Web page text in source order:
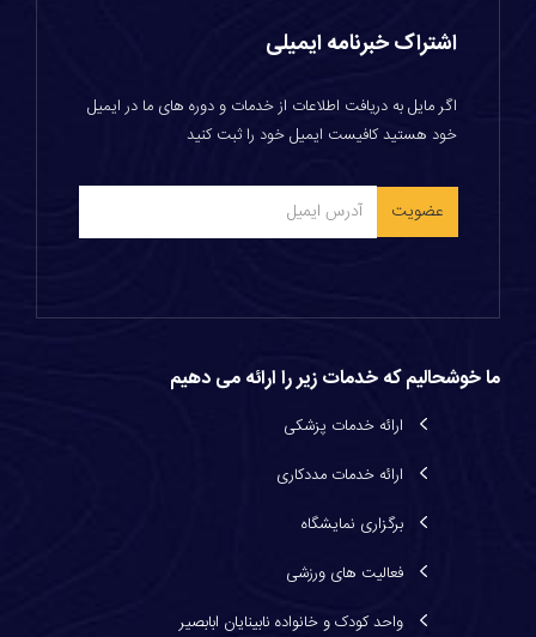
اشتراک خبرنامه ایمیلی
اگر مایل به دریافت اطلاعات از خدمات و دوره های ما در ایمیل
خود هستید کافیست ایمیل خود را ثبت کنید
ما خوشحالیم که خدمات زیر را ارائه می دهیم
ارائه خدمات پزشكی
ارائه خدمات مددكاری
برگزاری نمایشگاه
فعالیت های ورزشی
واحد کودک و خانواده نابینایان ابابصیر